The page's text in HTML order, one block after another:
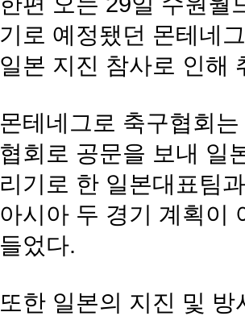
기로 예정됐던 몬테네
일본 지진 참사로 인해
몬테네그로 축구협회
협회로 공문을 보내 일
리기로 한 일본대표팀
아시아 두 경기 계획이
들었다.
또한 일본의 지진 및